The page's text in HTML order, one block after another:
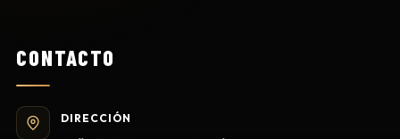
CONTACTO
DIRECCIÓN